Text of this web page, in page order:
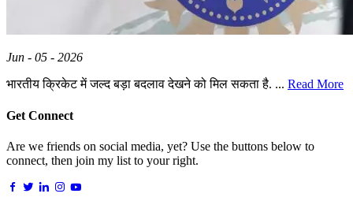
Jun - 05 - 2026
भारतीय क्रिकेट में जल्द बड़ा बदलाव देखने को मिल सकता है. ... Read More
Get Connect
Are we friends on social media, yet? Use the buttons below to
connect, then join my list to your right.